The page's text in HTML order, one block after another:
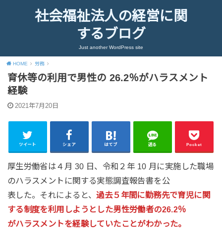
社会福祉法人の経営に関
するブログ
Just another WordPress site
HOME 労務
育休等の利用で男性の 26.2％がハラスメント
経験
2021年7月20日
ツイート シェア はてブ 送る Pocket
厚生労働省は４月 30 日、令和２年 10 月に実施した職場
のハラスメントに関する実態調査報告書を公
表した。それによると、過去５年間に勤務先で育児に関
する制度を利用しようとした男性労働者の26.2％
がハラスメントを経験していたことがわかった。